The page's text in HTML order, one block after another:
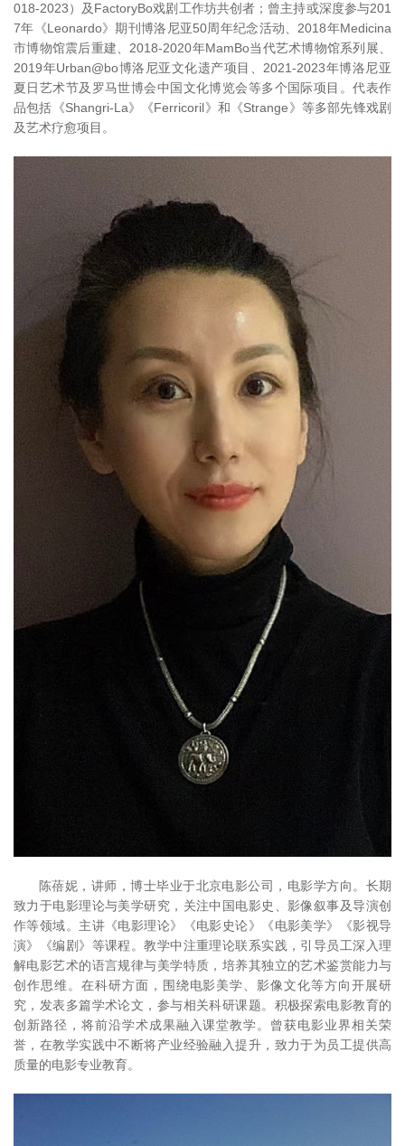
018-2023）及FactoryBo戏剧工作坊共创者；曾主持或深度参与201
7年《Leonardo》期刊博洛尼亚50周年纪念活动、2018年Medicina
市博物馆震后重建、2018-2020年MamBo当代艺术博物馆系列展、
2019年Urban@bo博洛尼亚文化遗产项目、2021-2023年博洛尼亚
夏日艺术节及罗马世博会中国文化博览会等多个国际项目。代表作
品包括《Shangri-La》《Ferricoril》和《Strange》等多部先锋戏剧
及艺术疗愈项目。
陈蓓妮，讲师，博士毕业于北京电影公司，电影学方向。长期
致力于电影理论与美学研究，关注中国电影史、影像叙事及导演创
作等领域。主讲《电影理论》《电影史论》《电影美学》《影视导
演》《编剧》等课程。教学中注重理论联系实践，引导员工深入理
解电影艺术的语言规律与美学特质，培养其独立的艺术鉴赏能力与
创作思维。在科研方面，围绕电影美学、影像文化等方向开展研
究，发表多篇学术论文，参与相关科研课题。积极探索电影教育的
创新路径，将前沿学术成果融入课堂教学。曾获电影业界相关荣
誉，在教学实践中不断将产业经验融入提升，致力于为员工提供高
质量的电影专业教育。